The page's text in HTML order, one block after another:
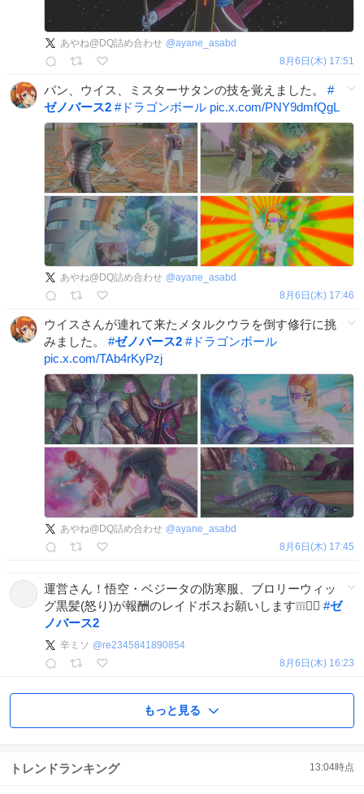
あやね@DQ詰め合わせ @ayane_asabd
8月6日(木) 17:51
パン、ウイス、ミスターサタンの技を覚えました。 #
ゼノバース2 #ドラゴンボール pic.x.com/PNY9dmfQgL
あやね@DQ詰め合わせ @ayane_asabd
8月6日(木) 17:46
ウイスさんが連れて来たメタルクウラを倒す修行に挑
みました。 #ゼノバース2 #ドラゴンボール
pic.x.com/TAb4rKyPzj
あやね@DQ詰め合わせ @ayane_asabd
8月6日(木) 17:45
運営さん！悟空・ベジータの防寒服、ブロリーウィッ
グ黒髪(怒り)が報酬のレイドボスお願いします❕❕❕🙇‍♂️ #ゼ
ノバース2
辛ミソ @re2345841890854
8月6日(木) 16:23
もっと見る
トレンドランキング 13:04時点